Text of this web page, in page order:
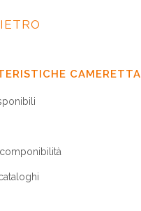
CAMERETTA